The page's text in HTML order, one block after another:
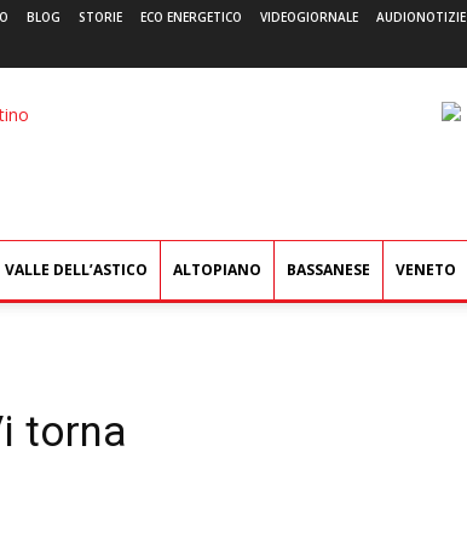
BLOG STORIE ECO ENERGETICO VIDEOGIORNALE AUDIONOTIZIE
VALLE DELL’ASTICO ALTOPIANO BASSANESE VENETO
torna